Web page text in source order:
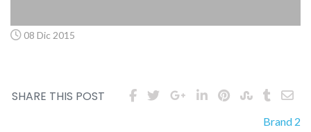
08 Dic 2015
SHARE THIS POST
Brand 2